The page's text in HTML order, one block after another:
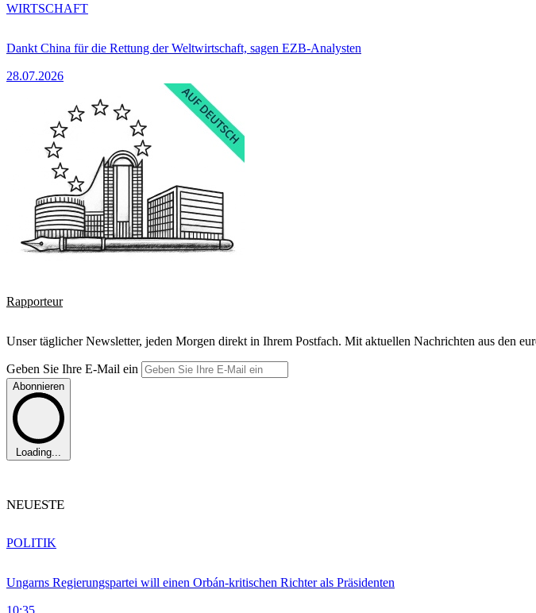
Dankt China für die Rettung der Weltwirtschaft, sagen EZB-Analysten
28.07.2026
WIRTSCHAFT
Rapporteur
Unser täglicher Newsletter, jeden Morgen direkt in Ihrem Postfach. Mit aktuellen Nachrichten aus den
Geben Sie Ihre E-Mail ein
Abonnieren
Loading...
NEUESTE
Ungarns Regierungspartei will einen Orbán-kritischen Richter als Präsidenten
POLITIK